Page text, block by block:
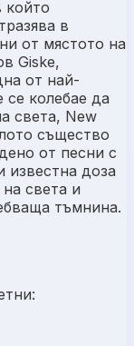
който
в
от мястото на
Giske,
от най-
се колебае да
света, New
същество
от песни с
известна доза
света и
тъмнина.